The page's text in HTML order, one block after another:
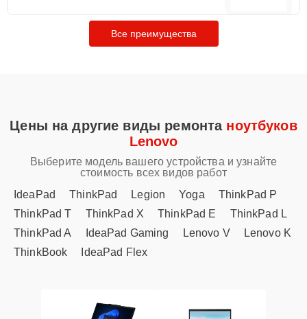
Все преимущества
Цены на другие виды ремонта ноутбуков
Lenovo
Выберите модель вашего устройства и узнайте
стоимость всех видов работ
IdeaPad
ThinkPad Legion Yoga
ThinkPad P
ThinkPad T
ThinkPad X ThinkPad E
ThinkPad L
ThinkPad A
IdeaPad Gaming Lenovo V
Lenovo K
ThinkBook
IdeaPad Flex